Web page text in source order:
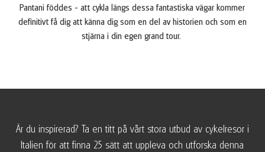
Pantani föddes - att cykla längs dessa fantastiska vägar kommer
definitivt få dig att känna dig som en del av historien och som en
stjärna i din egen grand tour.
Är du inspirerad? Ta en titt på vårt stora utbud av cykelresor i
Italien för att finna 25 sätt att uppleva och utforska denna